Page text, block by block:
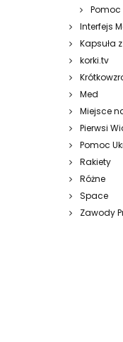
Pomoc
Interfejs
Kapsuła
korki.tv
Med
Miejsce
Pierwsi
Pomoc
Rakiety
Różne
Space
Zawody